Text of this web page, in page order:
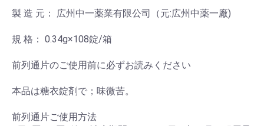
製 造 元： 広州中一薬業有限公司（元:広州中薬一廠)
規 格： 0.34g×108錠/箱
前列通片のご使用前に必ずお読みください
本品は糖衣錠剤で；味微苦。
前列通片ご使用方法